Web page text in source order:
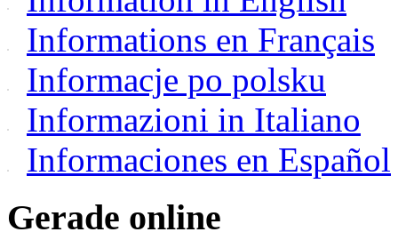
Informations en Français
Informacje po polsku
Informazioni in Italiano
Informaciones en Español
Gerade online